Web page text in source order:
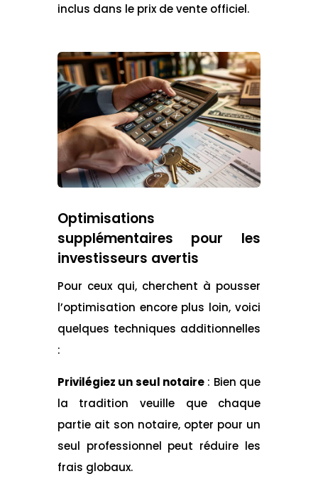
inclus dans le prix de vente officiel.
Optimisations
supplémentaires pour les
investisseurs avertis
Pour ceux qui, cherchent à pousser
l’optimisation encore plus loin, voici
quelques techniques additionnelles
:
Privilégiez un seul notaire : Bien que
la tradition veuille que chaque
partie ait son notaire, opter pour un
seul professionnel peut réduire les
frais globaux.